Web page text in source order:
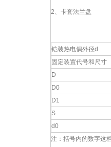
2、卡套法兰盘
铠装热电偶外径d
固定装置代号和尺寸
D
D0
D1
S
d0
注：括号内的数字这